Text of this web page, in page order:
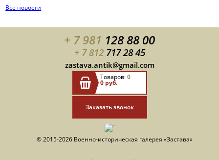
Все новости
+ 7 981 128 88 00
+ 7 812 717 28 45
zastava.antik@gmail.com
Товаров:0
0 руб.
Заказать звонок
© 2015-2026 Военно-историческая галерея «Застава»